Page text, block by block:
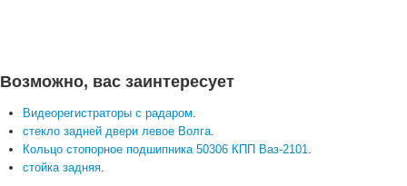
Возможно, вас заинтересует
Видеорегистраторы с радаром.
стекло задней двери левое Волга.
Кольцо стопорное подшипника 50306 КПП Ваз-2101.
стойка задняя.